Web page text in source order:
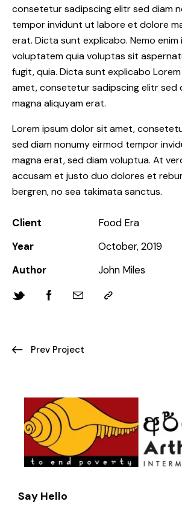
consetetur sadipscing elitr sed diam
tempor invidunt ut labore et dolore
erat. Dicta sunt explicabo. Nemo enim
voluptatem quia voluptas sit
fugit, quia. Dicta sunt explicabo
amet, consetetur sadipscing elitr sed
magna aliquyam erat.
Lorem ipsum dolor sit amet,
sed diam nonumy eirmod tempor
magna erat, sed diam voluptua. At
accusam et justo duo dolores et
bergren, no sea takimata sanctus.
Client
Food Era
Year
October, 2019
Author
John Miles
Prev Project
Say Hello